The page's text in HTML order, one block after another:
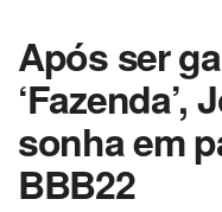
Após ser
‘Fazenda’,
sonha em
BBB22